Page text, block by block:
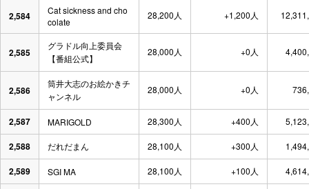
2,584
Cat sickness and cho
colate
28,200人 +1,200人
2,585
グラドル向上委員会
【番組公式】
28,000人 +0人
2,586
筒井大志のお絵かきチ
ャンネル
28,000人 +0人
2,587 MARIGOLD 28,300人 +400人
2,588 だれだまん 28,100人 +300人
2,589 SGI MA 28,100人 +100人